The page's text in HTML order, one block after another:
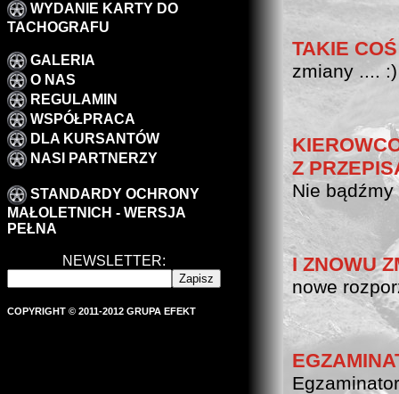
WYDANIE KARTY DO
TACHOGRAFU
GALERIA
O NAS
REGULAMIN
WSPÓŁPRACA
DLA KURSANTÓW
NASI PARTNERZY
STANDARDY OCHRONY
MAŁOLETNICH - WERSJA
PEŁNA
NEWSLETTER:
COPYRIGHT © 2011-2012 GRUPA EFEKT
TAKIE
zmiany .... :)
Z
Nie
I ZNOWU
nowe